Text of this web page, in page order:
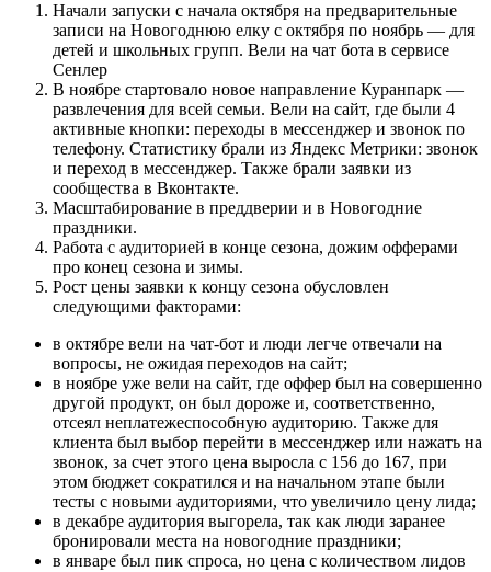
Начали запуски с начала октября на предварительные
записи на Новогоднюю елку с октября по ноябрь — для
детей и школьных групп. Вели на чат бота в сервисе
Сенлер
В ноябре стартовало новое направление Куранпарк —
развлечения для всей семьи. Вели на сайт, где были 4
активные кнопки: переходы в мессенджер и звонок по
телефону. Статистику брали из Яндекс Метрики: звонок
и переход в мессенджер. Также брали заявки из
сообщества в Вконтакте.
Масштабирование в преддверии и в Новогодние
праздники.
Работа с аудиторией в конце сезона, дожим офферами
про конец сезона и зимы.
Рост цены заявки к концу сезона обусловлен
следующими факторами:
в октябре вели на чат-бот и люди легче отвечали на
вопросы, не ожидая переходов на сайт;
в ноябре уже вели на сайт, где оффер был на совершенно
другой продукт, он был дороже и, соответственно,
отсеял неплатежеспособную аудиторию. Также для
клиента был выбор перейти в мессенджер или нажать на
звонок, за счет этого цена выросла с 156 до 167, при
этом бюджет сократился и на начальном этапе были
тесты с новыми аудиториями, что увеличило цену лида;
в декабре аудитория выгорела, так как люди заранее
бронировали места на новогодние праздники;
в январе был пик спроса, но цена с количеством лидов